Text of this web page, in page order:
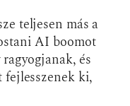
teljesen más a
AI boomot
és
ki,